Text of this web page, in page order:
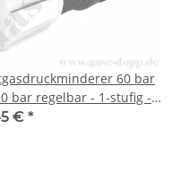
60 bar
bar regelbar - 1-stufig -
NPT 1/4" IG - 6 Port -
€ *